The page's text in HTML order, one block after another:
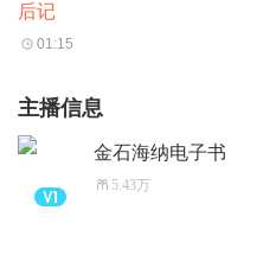
后记
01:15
主播信息
金石海纳电子书
5.43万